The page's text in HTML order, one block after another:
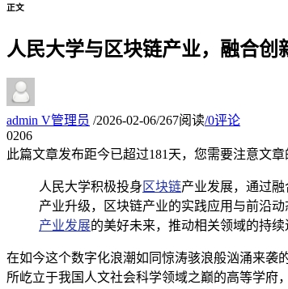
正文
人民大学与区块链产业，融合创
admin V管理员 /2026-02-06/267阅读/0评论
0206
此篇文章发布距今已超过181 天，您需要注意文章
人民大学积极投身 区块链产业发展，通过
产业升级，区块链产业的实践应用与前沿
产业发展的美好未来，推动相关领域的持续
在如今这个数字化浪潮如同惊涛骇浪般汹涌来袭
所屹立于我国人文社会科学领域之巅的高等学府